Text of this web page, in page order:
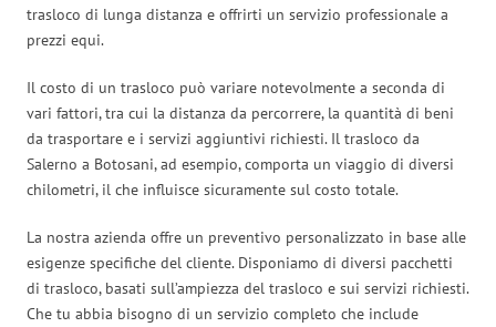
trasloco di lunga distanza e offrirti un servizio professionale a
prezzi equi.
Il costo di un trasloco può variare notevolmente a seconda di
vari fattori, tra cui la distanza da percorrere, la quantità di beni
da trasportare e i servizi aggiuntivi richiesti. Il trasloco da
Salerno a Botosani, ad esempio, comporta un viaggio di diversi
chilometri, il che influisce sicuramente sul costo totale.
La nostra azienda offre un preventivo personalizzato in base alle
esigenze specifiche del cliente. Disponiamo di diversi pacchetti
di trasloco, basati sull’ampiezza del trasloco e sui servizi richiesti.
Che tu abbia bisogno di un servizio completo che include